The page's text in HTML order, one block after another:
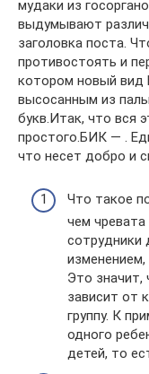
мудаки из
выдумывают
заголовка поста.
противостоять и
котором новый вид
высосанным из
букв.Итак, что вся
простого.БИК — .
что несет добро и
Что такое
чем
сотрудники
Это значит,
зависит от
группу. К
одного
детей, то